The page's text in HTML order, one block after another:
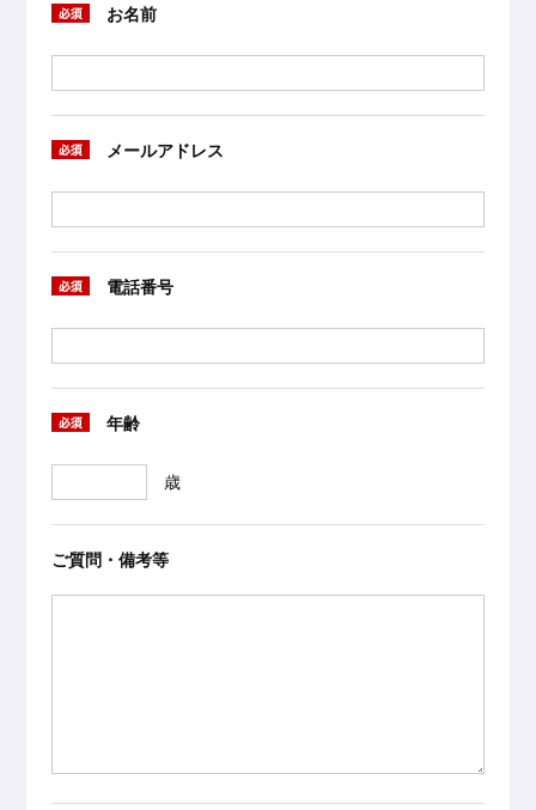
お名前
メールアドレス
電話番号
年齢
ご質問・備考等